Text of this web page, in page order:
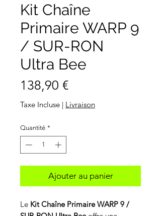
Kit Chaîne
Primaire WARP 9
/ SUR-RON
Ultra Bee
138,90 €Prix
Taxe Incluse | Livraison
Quantité *
Ajouter au panier
Le Kit Chaîne Primaire WARP 9 /